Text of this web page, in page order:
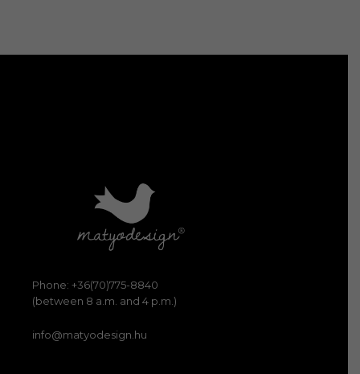
Phone: +36(70)775-8840
(between 8 a.m. and 4 p.m.)
info@matyodesign.hu